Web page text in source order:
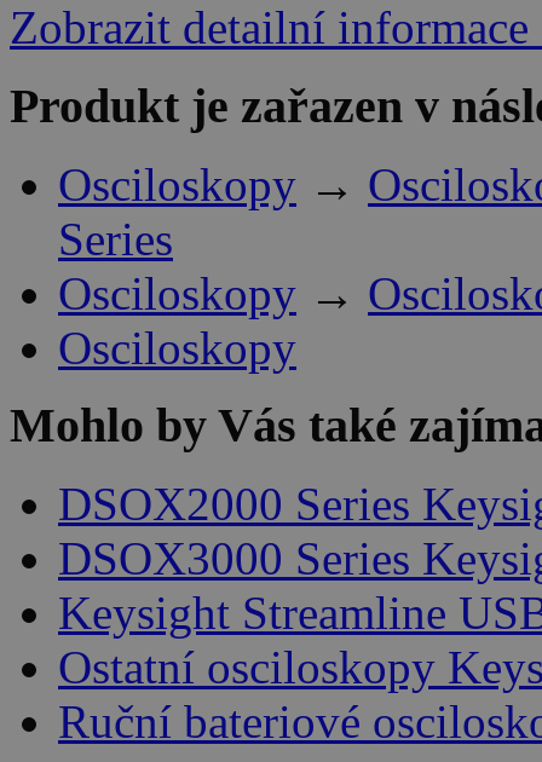
Zobrazit detailní informace
Produkt je zařazen v
Osciloskopy →
Series
Osciloskopy →
Osciloskopy
Mohlo by Vás také
DSOX2000 Series
DSOX3000 Series
Keysight Streamline
Ostatní osciloskopy
Ruční bateriové